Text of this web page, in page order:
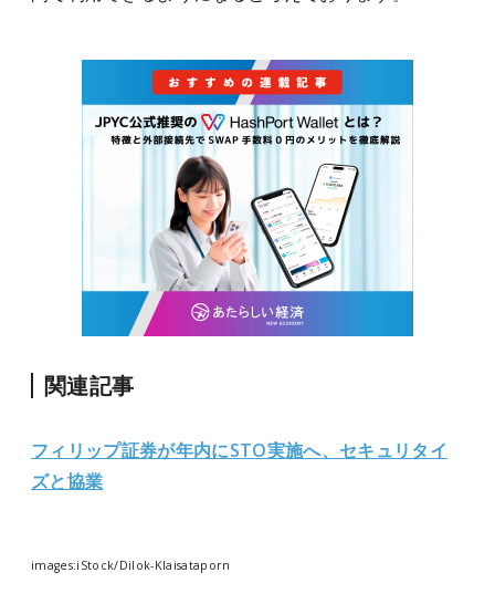
関連記事
フィリップ証券が年内にSTO実施へ、セキュリタイ
ズと協業
images:iStock/Dilok-Klaisataporn